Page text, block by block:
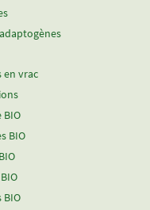
en vrac
BIO
BIO